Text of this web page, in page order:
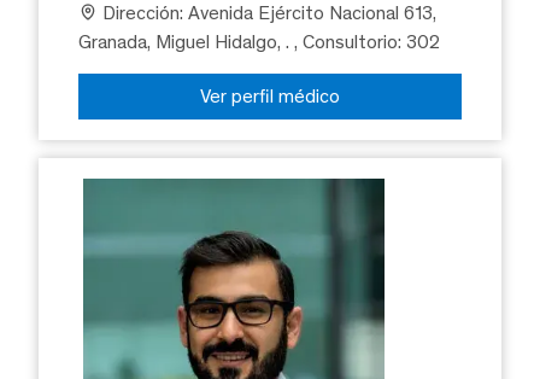
Dirección: Avenida Ejército Nacional 613,
Granada, Miguel Hidalgo, ., Consultorio: 302
Ver perfil médico